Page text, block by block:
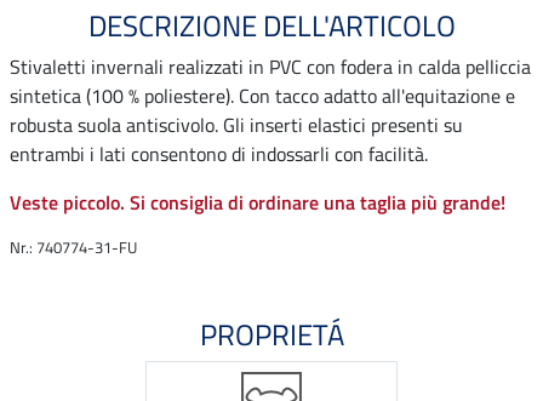
DESCRIZIONE DELL'ARTICOLO
Stivaletti invernali realizzati in PVC con fodera in calda pelliccia
sintetica (100 % poliestere). Con tacco adatto all'equitazione e
robusta suola antiscivolo. Gli inserti elastici presenti su
entrambi i lati consentono di indossarli con facilità.
Veste piccolo. Si consiglia di ordinare una taglia più grande!
Nr.: 740774-31-FU
PROPRIETÁ